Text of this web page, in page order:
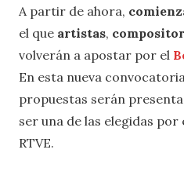
A partir de ahora,
el que artistas,
volverán a apostar por el
En esta nueva
propuestas serán
ser una de las elegidas
RTVE.